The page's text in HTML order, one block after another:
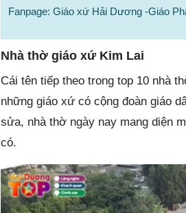
Fanpage: Giáo xứ Hải Dương -Giáo
Nhà thờ giáo xứ Kim Lai
Cái tên tiếp theo trong top 10 nhà
những giáo xứ có cộng đoàn giáo
sửa, nhà thờ ngày nay mang diện
có.